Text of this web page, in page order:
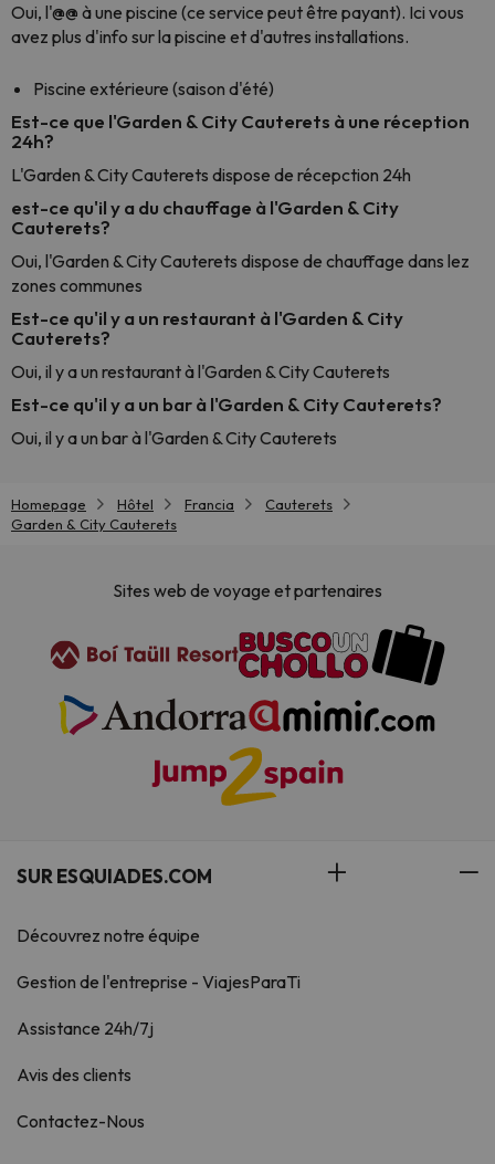
Oui, l'@@ à une piscine (ce service peut être payant). Ici vous
avez plus d'info sur la piscine et d'autres installations.
Piscine extérieure (saison d'été)
Est-ce que l'Garden & City Cauterets à une réception
24h?
L'Garden & City Cauterets dispose de récepction 24h
est-ce qu'il y a du chauffage à l'Garden & City
Cauterets?
Oui, l'Garden & City Cauterets dispose de chauffage dans lez
zones communes
Est-ce qu'il y a un restaurant à l'Garden & City
Cauterets?
Oui, il y a un restaurant à l'Garden & City Cauterets
Est-ce qu'il y a un bar à l'Garden & City Cauterets?
Oui, il y a un bar à l'Garden & City Cauterets
Homepage Hôtel Francia
Cauterets
Garden & City Cauterets
Sites web de voyage et partenaires
SUR ESQUIADES.COM
Découvrez notre équipe
Gestion de l'entreprise - ViajesParaTi
Assistance 24h/7j
Avis des clients
Contactez-Nous